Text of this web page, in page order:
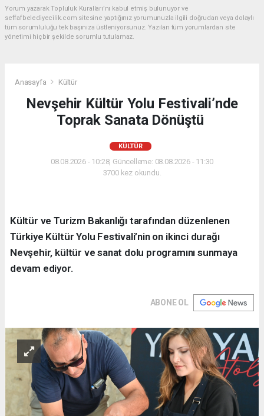
Yorum yazarak Topluluk Kuralları’nı kabul etmiş bulunuyor ve
seffafbelediyecilik.com sitesine yaptığınız yorumunuzla ilgili doğrudan veya dolaylı
tüm sorumluluğu tek başınıza üstleniyorsunuz. Yazılan tüm yorumlardan site
yönetimi hiçbir şekilde sorumlu tutulamaz.
Anasayfa Kültür
Nevşehir Kültür Yolu Festivali’nde
Toprak Sanata Dönüştü
KÜLTÜR
08.08.2026 - 10:28, Güncelleme: 08.08.2026 - 11:30
3700 kez okundu.
Kültür ve Turizm Bakanlığı tarafından düzenlenen
Türkiye Kültür Yolu Festivali’nin on ikinci durağı
Nevşehir, kültür ve sanat dolu programını sunmaya
devam ediyor.
ABONE OL